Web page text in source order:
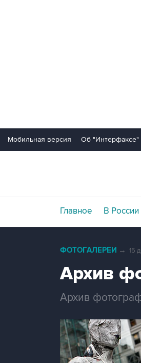
Мобильная версия Об "Интерфаксе"
Главное В России
ФОТОГАЛЕРЕИ → 15
Архив
Архив